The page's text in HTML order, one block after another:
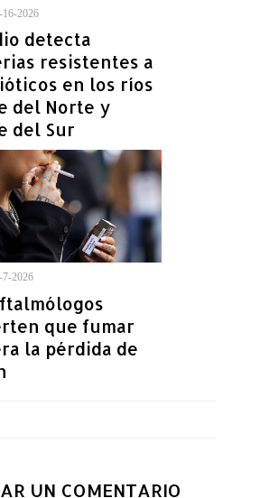
16-2026
detecta
resistentes a
en los ríos
del Norte y
del Sur
7-2026
que fumar
la pérdida de
UN COMENTARIO